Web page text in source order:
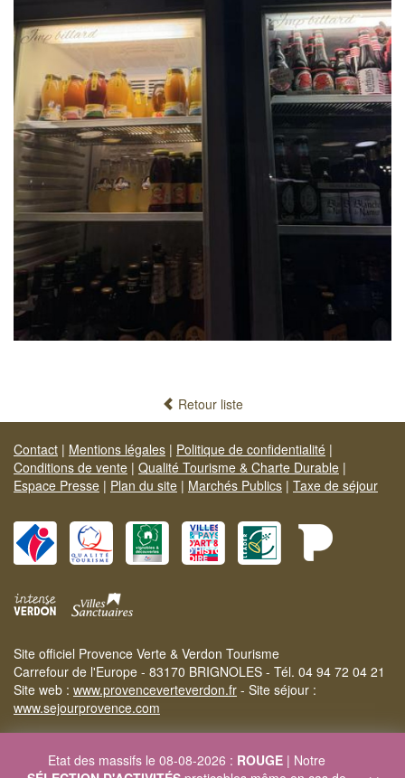
Retour liste
Contact | Mentions légales | Politique de confidentialité |
Conditions de vente | Qualité Tourisme & Charte Durable |
Espace Presse | Plan du site | Marchés Publics | Taxe de séjour
Site officiel Provence Verte & Verdon Tourisme
Carrefour de l'Europe - 83170 BRIGNOLES - Tél. 04 94 72 04 21
Site web : www.provenceverteverdon.fr - Site séjour :
www.sejourprovence.com
Etat des massifs le 08-08-2026 : ROUGE | Notre